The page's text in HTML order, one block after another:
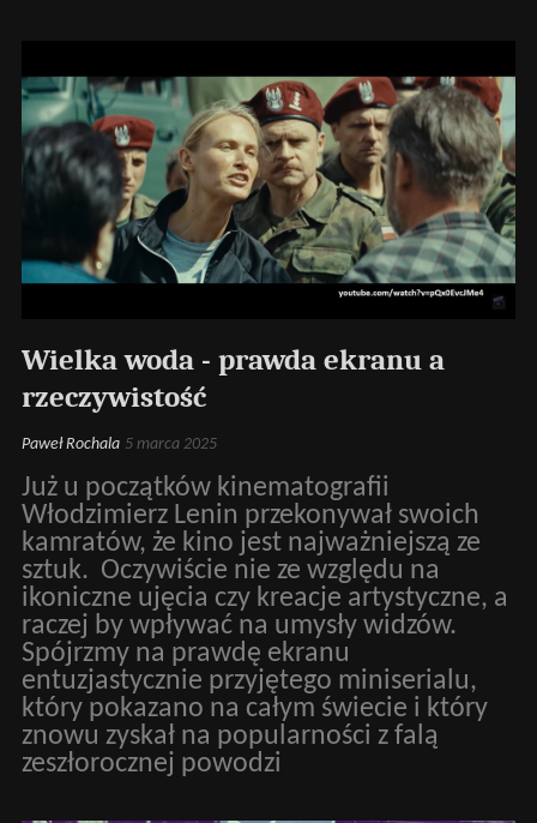
Wielka woda - prawda ekranu a
rzeczywistość
Paweł Rochala 5 marca 2025
Już u początków kinematografii
Włodzimierz Lenin przekonywał swoich
kamratów, że kino jest najważniejszą ze
sztuk. Oczywiście nie ze względu na
ikoniczne ujęcia czy kreacje artystyczne, a
raczej by wpływać na umysły widzów.
Spójrzmy na prawdę ekranu
entuzjastycznie przyjętego miniserialu,
który pokazano na całym świecie i który
znowu zyskał na popularności z falą
zeszłorocznej powodzi